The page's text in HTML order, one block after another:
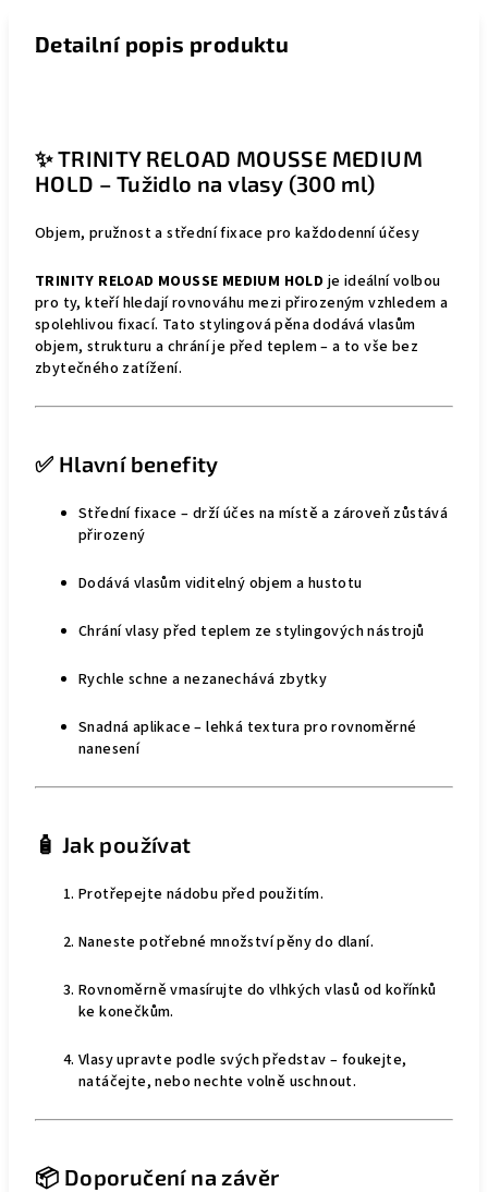
Detailní popis produktu
✨ TRINITY RELOAD MOUSSE MEDIUM
HOLD – Tužidlo na vlasy (300 ml)
Objem, pružnost a střední fixace pro každodenní účesy
TRINITY RELOAD MOUSSE MEDIUM HOLD je ideální volbou
pro ty, kteří hledají rovnováhu mezi přirozeným vzhledem a
spolehlivou fixací. Tato stylingová pěna dodává vlasům
objem, strukturu a chrání je před teplem – a to vše bez
zbytečného zatížení.
✅ Hlavní benefity
Střední fixace – drží účes na místě a zároveň zůstává
přirozený
Dodává vlasům viditelný objem a hustotu
Chrání vlasy před teplem ze stylingových nástrojů
Rychle schne a nezanechává zbytky
Snadná aplikace – lehká textura pro rovnoměrné
nanesení
🧴 Jak používat
Protřepejte nádobu před použitím.
Naneste potřebné množství pěny do dlaní.
Rovnoměrně vmasírujte do vlhkých vlasů od kořínků
ke konečkům.
Vlasy upravte podle svých představ – foukejte,
natáčejte, nebo nechte volně uschnout.
📦 Doporučení na závěr